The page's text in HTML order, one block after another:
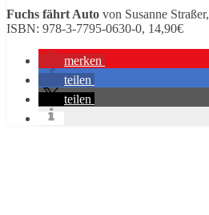
Fuchs fährt Auto von Susanne Straßer,
ISBN: 978-3-7795-0630-0, 14,90€
merken
teilen
teilen